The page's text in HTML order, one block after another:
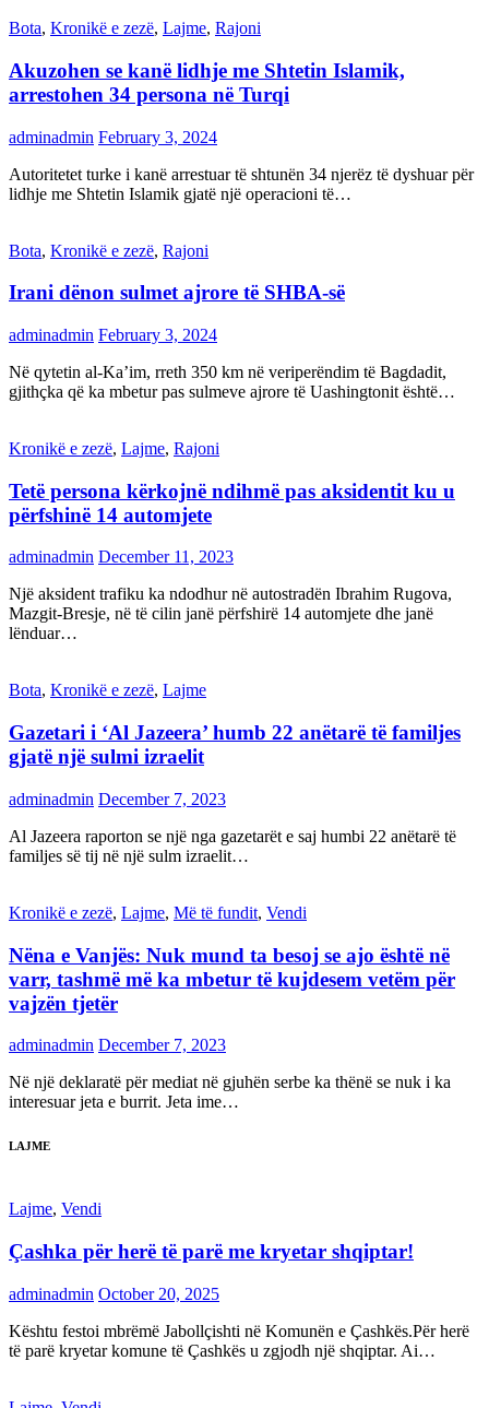
Bota, Kronikë e zezë, Lajme, Rajoni
Akuzohen se kanë lidhje me Shtetin Islamik,
arrestohen 34 persona në Turqi
adminadmin February 3, 2024
Autoritetet turke i kanë arrestuar të shtunën 34 njerëz të dyshuar për
lidhje me Shtetin Islamik gjatë një operacioni të…
Bota, Kronikë e zezë, Rajoni
Irani dënon sulmet ajrore të SHBA-së
adminadmin February 3, 2024
Në qytetin al-Ka’im, rreth 350 km në veriperëndim të Bagdadit,
gjithçka që ka mbetur pas sulmeve ajrore të Uashingtonit është…
Kronikë e zezë, Lajme, Rajoni
Tetë persona kërkojnë ndihmë pas aksidentit ku u
përfshinë 14 automjete
adminadmin December 11, 2023
Një aksident trafiku ka ndodhur në autostradën Ibrahim Rugova,
Mazgit-Bresje, në të cilin janë përfshirë 14 automjete dhe janë
lënduar…
Bota, Kronikë e zezë, Lajme
Gazetari i ‘Al Jazeera’ humb 22 anëtarë të familjes
gjatë një sulmi izraelit
adminadmin December 7, 2023
Al Jazeera raporton se një nga gazetarët e saj humbi 22 anëtarë të
familjes së tij në një sulm izraelit…
Kronikë e zezë, Lajme, Më të fundit, Vendi
Nëna e Vanjës: Nuk mund ta besoj se ajo është në
varr, tashmë më ka mbetur të kujdesem vetëm për
vajzën tjetër
adminadmin December 7, 2023
Në një deklaratë për mediat në gjuhën serbe ka thënë se nuk i ka
interesuar jeta e burrit. Jeta ime…
LAJME
Lajme, Vendi
Çashka për herë të parë me kryetar shqiptar!
adminadmin October 20, 2025
Kështu festoi mbrëmë Jabollçishti në Komunën e Çashkës.Për herë
të parë kryetar komune të Çashkës u zgjodh një shqiptar. Ai…